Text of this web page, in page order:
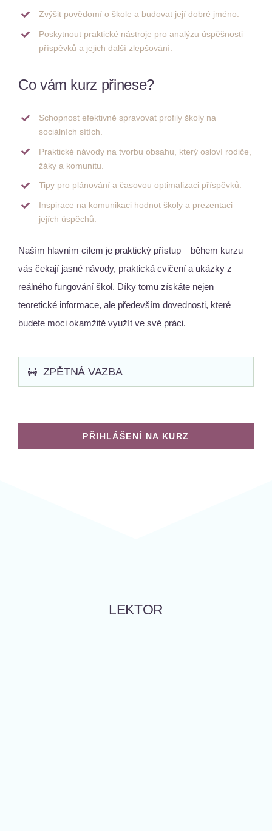
Zvýšit povědomí o škole a budovat její dobré jméno.
Poskytnout praktické nástroje pro analýzu úspěšnosti
příspěvků a jejich další zlepšování.
Co vám kurz přinese?
Schopnost efektivně spravovat profily školy na
sociálních sítích.
Praktické návody na tvorbu obsahu, který osloví rodiče,
žáky a komunitu.
Tipy pro plánování a časovou optimalizaci příspěvků.
Inspirace na komunikaci hodnot školy a prezentaci
jejích úspěchů.
Naším hlavním cílem je praktický přístup – během kurzu
vás čekají jasné návody, praktická cvičení a ukázky z
reálného fungování škol. Díky tomu získáte nejen
teoretické informace, ale především dovednosti, které
budete moci okamžitě využít ve své práci.
ZPĚTNÁ VAZBA
PŘIHLÁŠENÍ NA KURZ
LEKTOR